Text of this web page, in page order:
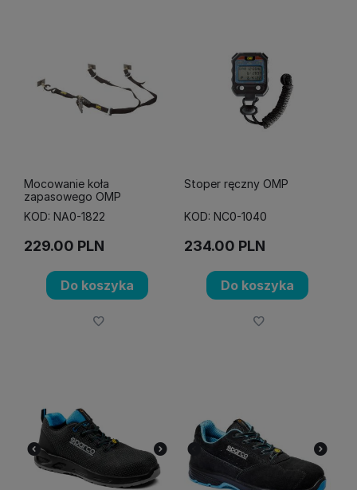
Mocowanie koła
zapasowego OMP
KOD: NA0-1822
229.00 PLN
Do koszyka
Stoper ręczny OMP
KOD: NC0-1040
234.00 PLN
Do koszyka